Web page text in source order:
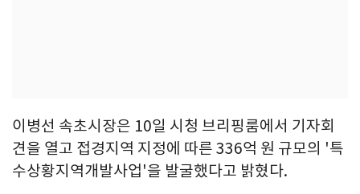
이병선 속초시장은 10일 시청 브리핑룸에서 기자회
견을 열고 접경지역 지정에 따른 336억 원 규모의 '특
수상황지역개발사업'을 발굴했다고 밝혔다.